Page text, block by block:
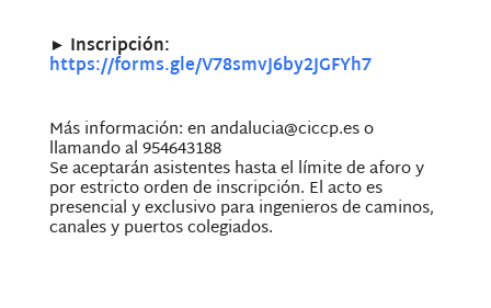
► Inscripción:
https://forms.gle/V78smvJ6by2JGFYh7
Más información: en andalucia@ciccp.es o
llamando al 954643188
Se aceptarán asistentes hasta el límite de aforo y
por estricto orden de inscripción. El acto es
presencial y exclusivo para ingenieros de caminos,
canales y puertos colegiados.